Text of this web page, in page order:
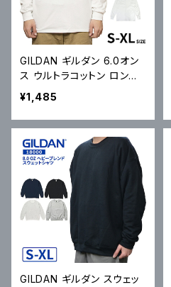
GILDAN ギルダン 6.0オン
ス ウルトラコットン ロング
スリーブ ポケット Tシャツ
Ultra Cotton 6.0 oz Lon
g Sleeve Pocket T-Shirt
2410 長袖 メール便対応可
¥1,485
GILDAN ギルダン スウェッ